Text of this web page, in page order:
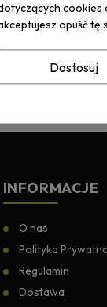
I
INFORMACJE
O nas
Polityka
Regulamin
Dostawa
cookies
opuść
Dostosuj